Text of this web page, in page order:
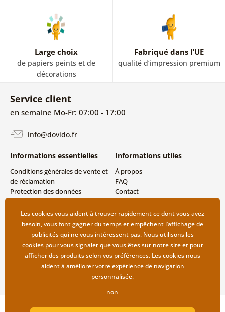
Large choix
de papiers peints et de
décorations
Fabriqué dans l’UE
qualité d’impression premium
Service client
en semaine Mo-Fr: 07:00 - 17:00
info@dovido.fr
Informations essentielles
Conditions générales de vente et
de réclamation
Protection des données
Modes de livraison et de
paiement
Retour des produits
Informations utiles
À propos
FAQ
Contact
Les cookies vous aident à trouver rapidement ce dont vous avez
besoin, vous font gagner du temps et empêchent l’affichage de
publicités qui ne vous intéressent pas. Nous utilisons les
cookiespour vous signaler que vous êtes sur notre site et pour
afficher des produits selon vos préférences. Les cookies nous
aident à améliorer votre expérience de navigation
personnalisée.
non